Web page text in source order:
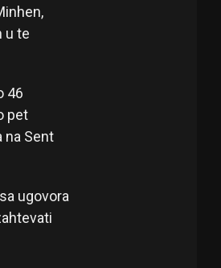
u te
46
pet
na Sent
ugovora